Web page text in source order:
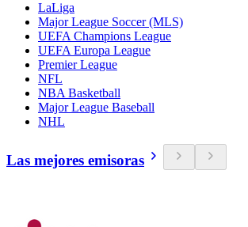
LaLiga
Major League Soccer (MLS)
UEFA Champions League
UEFA Europa League
Premier League
NFL
NBA Basketball
Major League Baseball
NHL
Las mejores emisoras